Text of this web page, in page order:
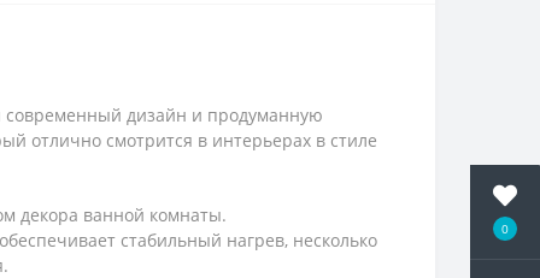
0
современный дизайн и продуманную
отлично смотрится в интерьерах в стиле
декора ванной комнаты.
стабильный нагрев, несколько